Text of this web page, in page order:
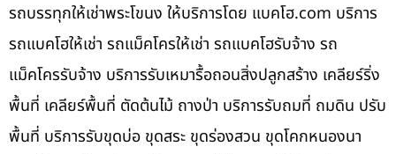
รถบรรทุกให้เช่าพระโขนง ให้บริการโดย แบคโฮ.com บริการ
รถแบคโฮให้เช่า รถแม็คโครให้เช่า รถแบคโฮรับจ้าง รถ
แม็คโครรับจ้าง บริการรับเหมารื้อถอนสิ่งปลูกสร้าง เคลียร์ริ่ง
พื้นที่ เคลียร์พื้นที่ ตัดต้นไม้ ถางป่า บริการรับถมที่ ถมดิน ปรับ
พื้นที่ บริการรับขุดบ่อ ขุดสระ ขุดร่องสวน ขุดโคกหนองนา